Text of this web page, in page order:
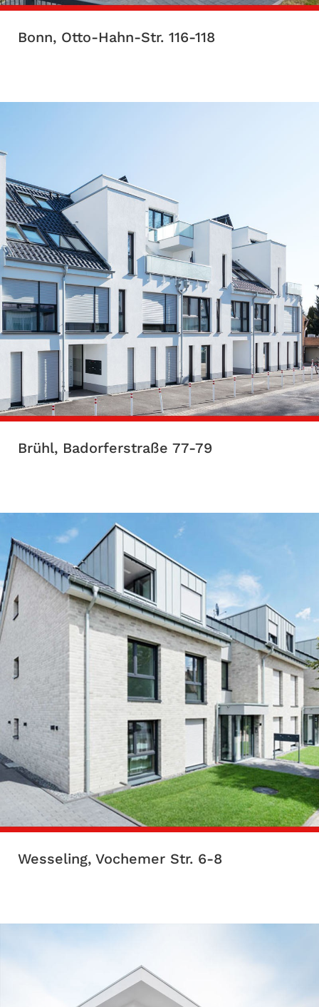
Bonn, Otto-Hahn-Str. 116-118
Brühl, Badorferstraße 77-79
Wesseling, Vochemer Str. 6-8